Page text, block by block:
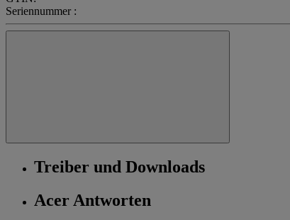
Seriennummer :
Treiber und Downloads
Acer Antworten